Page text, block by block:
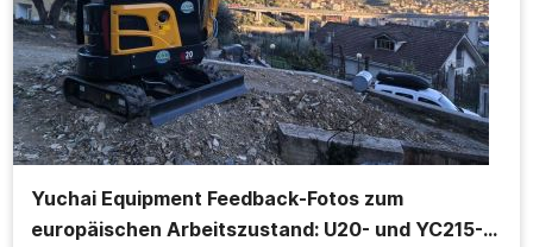
Yuchai Equipment Feedback-Fotos zum
europäischen Arbeitszustand: U20- und YC215-